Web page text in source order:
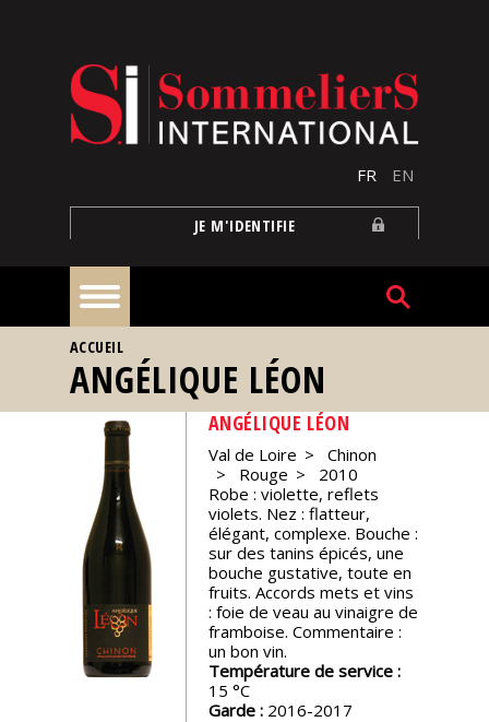
FR EN
JE M'IDENTIFIE
À
la
une
Reportages
Nos
événements
Spiritueux
Notes
VOUS ÊTES ICI
ACCUEIL
ANGÉLIQUE LÉON
ANGÉLIQUE LÉON
Val de Loire
Chinon
Rouge
2010
Robe : violette, reflets
violets. Nez : flatteur,
élégant, complexe. Bouche :
sur des tanins épicés, une
bouche gustative, toute en
fruits. Accords mets et vins
: foie de veau au vinaigre de
framboise. Commentaire :
un bon vin.
Température de service :
15
Garde : 2016-2017